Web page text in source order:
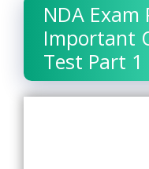
NDA Exam
Important
Test Part 1